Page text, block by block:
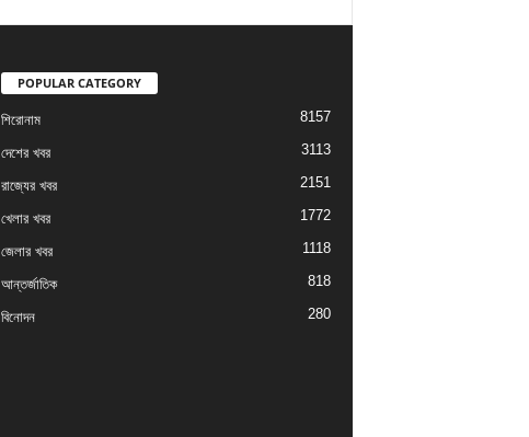
POPULAR CATEGORY
শিরোনাম 8157
দেশের খবর 3113
রাজ্যের খবর 2151
খেলার খবর 1772
জেলার খবর 1118
আন্তর্জাতিক 818
বিনোদন 280